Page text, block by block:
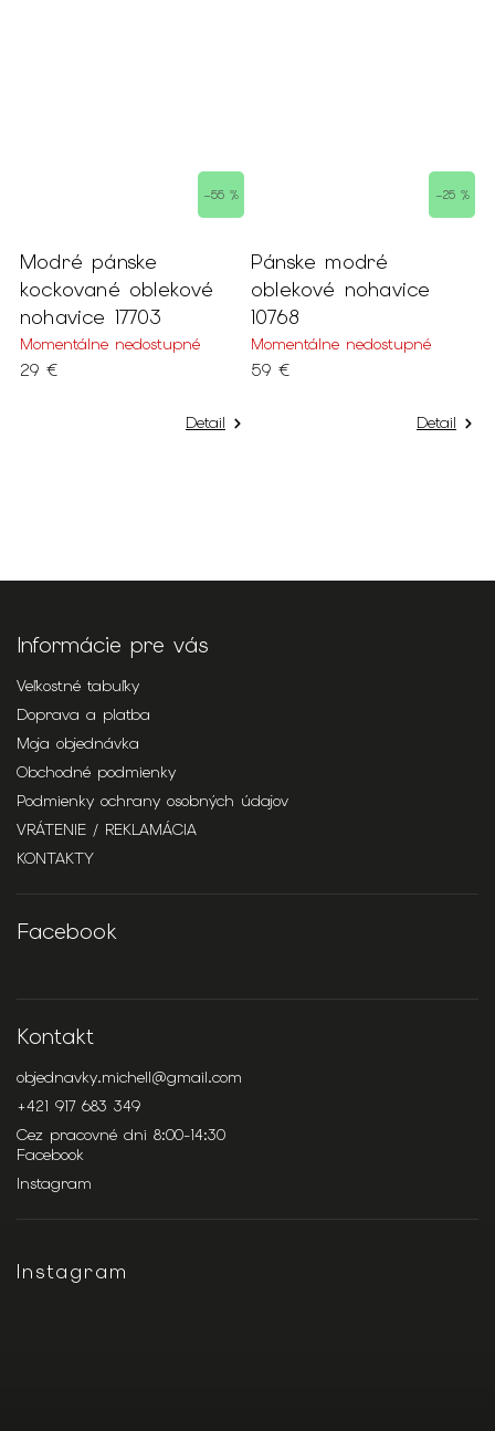
–55 %
Modré pánske
kockované oblekové
nohavice 17703
Momentálne nedostupné
29 €
Detail
–25 %
Pánske modré
oblekové nohavice
10768
Momentálne nedostupné
59 €
Detail
Informácie pre vás
Veľkostné tabuľky
Doprava a platba
Moja objednávka
Obchodné podmienky
Podmienky ochrany osobných údajov
VRÁTENIE / REKLAMÁCIA
KONTAKTY
Facebook
Kontakt
objednavky.michell@gmail.com
+421 917 683 349
Cez pracovné dni 8:00-14:30
Facebook
Instagram
Instagram